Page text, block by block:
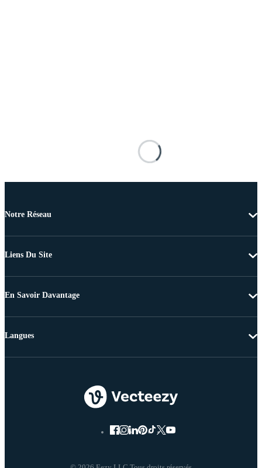
Notre Réseau
Liens Du Site
En Savoir Davantage
Langues